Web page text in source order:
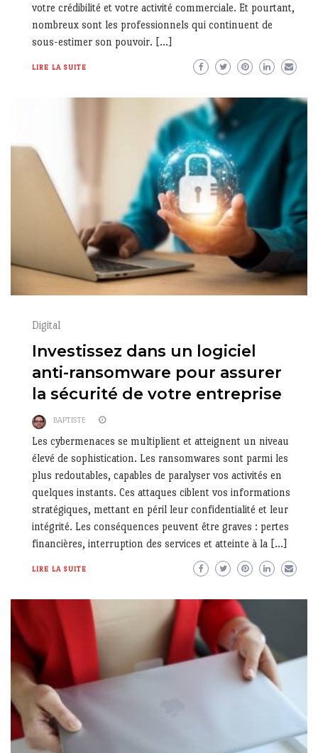
votre crédibilité et votre activité commerciale. Et pourtant,
nombreux sont les professionnels qui continuent de
sous-estimer son pouvoir. […]
LIRE LA SUITE
Digital
Investissez dans un logiciel
anti-ransomware pour assurer
la sécurité de votre entreprise
BAPTISTE
Les cybermenaces se multiplient et atteignent un niveau
élevé de sophistication. Les ransomwares sont parmi les
plus redoutables, capables de paralyser vos activités en
quelques instants. Ces attaques ciblent vos informations
stratégiques, mettant en péril leur confidentialité et leur
intégrité. Les conséquences peuvent être graves : pertes
financières, interruption des services et atteinte à la […]
LIRE LA SUITE